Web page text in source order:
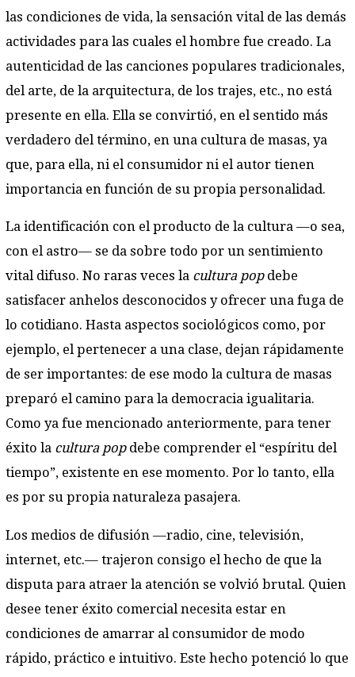
las condiciones de vida, la sensación vital de las demás
actividades para las cuales el hombre fue creado. La
autenticidad de las canciones populares tradicionales,
del arte, de la arquitectura, de los trajes, etc., no está
presente en ella. Ella se convirtió, en el sentido más
verdadero del término, en una cultura de masas, ya
que, para ella, ni el consumidor ni el autor tienen
importancia en función de su propia personalidad.
La identificación con el producto de la cultura —o sea,
con el astro— se da sobre todo por un sentimiento
vital difuso. No raras veces la cultura popdebe
satisfacer anhelos desconocidos y ofrecer una fuga de
lo cotidiano. Hasta aspectos sociológicos como, por
ejemplo, el pertenecer a una clase, dejan rápidamente
de ser importantes: de ese modo la cultura de masas
preparó el camino para la democracia igualitaria.
Como ya fue mencionado anteriormente, para tener
éxito la cultura pop debe comprender el “espíritu del
tiempo”, existente en ese momento. Por lo tanto, ella
es por su propia naturaleza pasajera.
Los medios de difusión —radio, cine, televisión,
internet, etc.— trajeron consigo el hecho de que la
disputa para atraer la atención se volvió brutal. Quien
desee tener éxito comercial necesita estar en
condiciones de amarrar al consumidor de modo
rápido, práctico e intuitivo. Este hecho potenció lo que